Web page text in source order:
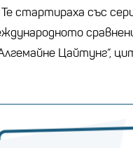
стартираха със
Цайтунг“,